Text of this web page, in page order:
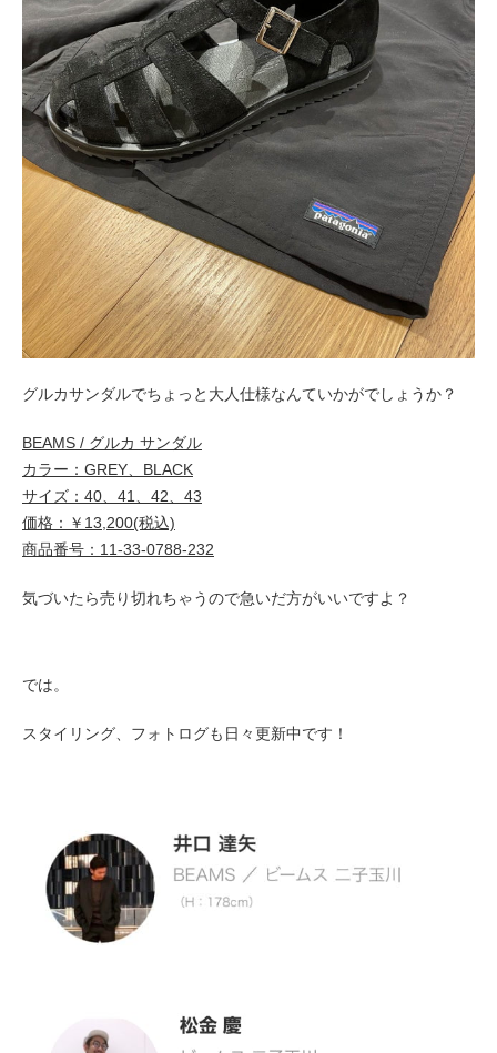
グルカサンダルでちょっと大人仕様なんていかがでしょうか？
BEAMS / グルカ サンダル
カラー：GREY、BLACK
サイズ：40、41、42、43
価格：￥13,200(税込)
商品番号：11-33-0788-232
気づいたら売り切れちゃうので急いだ方がいいですよ？
では。
スタイリング、フォトログも日々更新中です！